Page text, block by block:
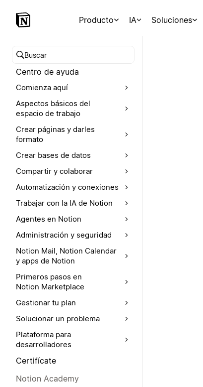
Producto IA Soluciones
Buscar en el Centro de ayuda
Centro de ayuda
Comienza aquí
Aspectos básicos del
espacio de trabajo
Crear páginas y darles
formato
Crear bases de datos
Compartir y colaborar
Automatización y conexiones
Trabajar con la IA de Notion
Agentes en Notion
Administración y seguridad
Notion Mail, Notion Calendar
y apps de Notion
Primeros pasos en
Notion Marketplace
Gestionar tu plan
Solucionar un problema
Plataforma para
desarrolladores
Certifícate
Notion Academy